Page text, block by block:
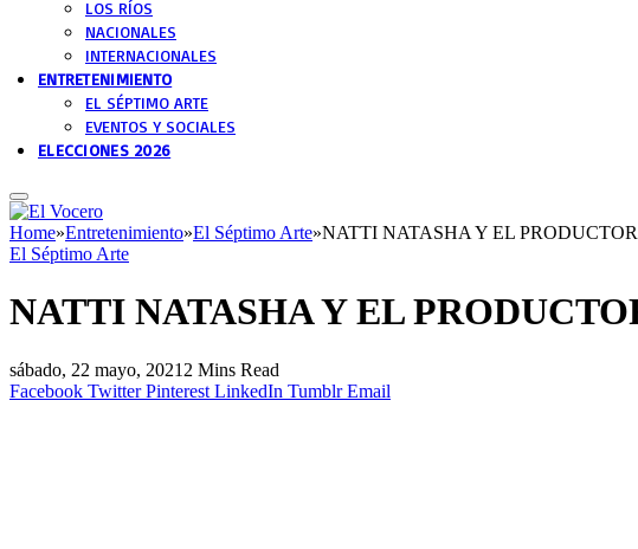
LOS RÍOS
NACIONALES
INTERNACIONALES
ENTRETENIMIENTO
EL SÉPTIMO ARTE
EVENTOS Y SOCIALES
ELECCIONES 2026
Home»Entretenimiento»El Séptimo Arte»NATTI NATASHA Y EL
El Séptimo Arte
NATTI NATASHA Y EL
sábado, 22 mayo, 2021 2 Mins Read
Facebook Twitter Pinterest LinkedIn Tumblr Email